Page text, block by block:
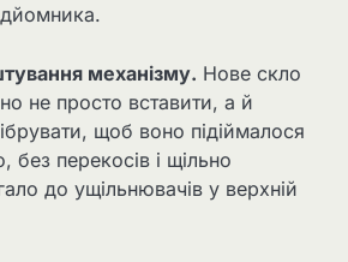
механізму. Нове скло
не просто вставити, а й
щоб воно підіймалося
без перекосів і щільно
до ущільнювачів у верхній